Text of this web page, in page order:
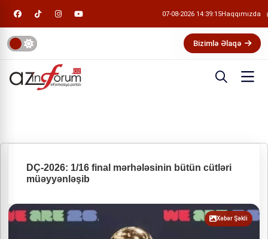
07-08-2026 14:39:15Haqqımızda
Bizimlə Əlaqə
DÇ-2026: 1/16 final mərhələsinin bütün cütləri
müəyyənləşib
Xəbər Şəkli